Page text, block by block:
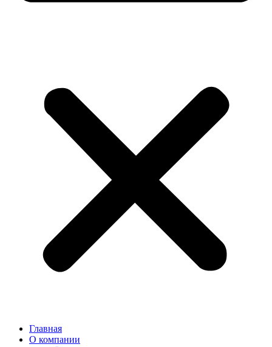
Главная
О компании